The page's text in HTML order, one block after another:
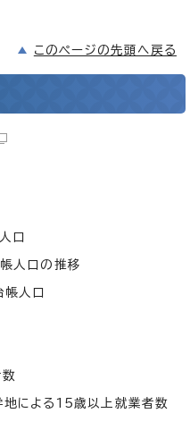
このページの先頭へ戻る
口
人口の推移
人口
による15歳以上就業者数